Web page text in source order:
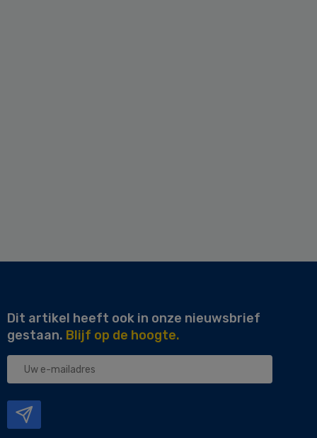
Dit artikel heeft ook in onze nieuwsbrief
gestaan. Blijf op de hoogte.
Uw